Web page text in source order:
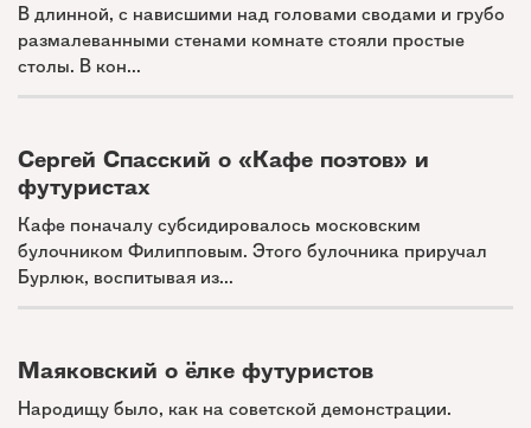
В длинной, с нависшими над головами сводами и грубо
размалеванными стенами комнате стояли простые
столы. В кон...
Сергей Спасский о «Кафе поэтов» и
футуристах
Кафе поначалу субсидировалось московским
булочником Филипповым. Этого булочника приручал
Бурлюк, воспитывая из...
Маяковский о ёлке футуристов
Народищу было, как на советской демонстрации.